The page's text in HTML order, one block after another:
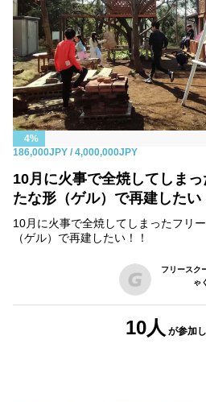
4%
186,000JPY / 4,000,000JPY
10月に火事で全焼してしま
たな形（ゲル）で再建したい
10月に火事で全焼してしまったフリ
（ゲル）で再建したい！！
フリースク
ゃく
10人 が参加